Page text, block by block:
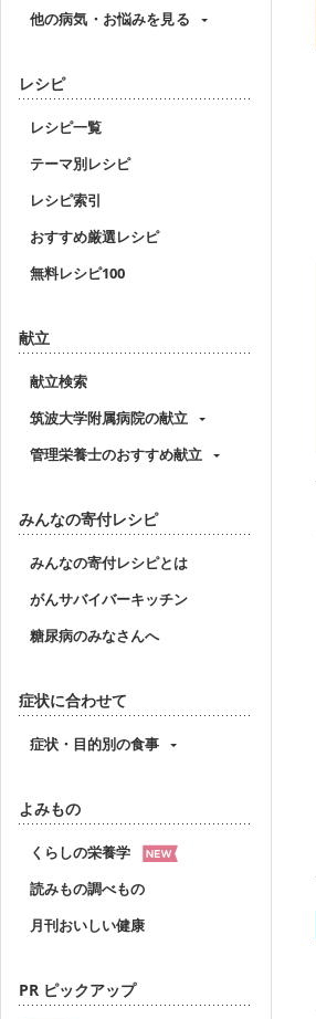
他の病気・お悩みを見る
レシピ
レシピ一覧
テーマ別レシピ
レシピ索引
おすすめ厳選レシピ
無料レシピ100
献立
献立検索
筑波大学附属病院の献立
管理栄養士のおすすめ献立
みんなの寄付レシピ
みんなの寄付レシピとは
がんサバイバーキッチン
糖尿病のみなさんへ
症状に合わせて
症状・目的別の食事
よみもの
くらしの栄養学
読みもの調べもの
月刊おいしい健康
PR ピックアップ